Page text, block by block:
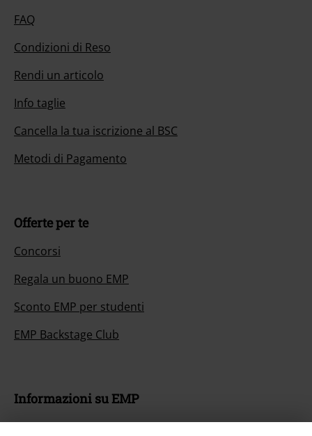
FAQ
Condizioni di Reso
Rendi un articolo
Info taglie
Cancella la tua iscrizione al BSC
Metodi di Pagamento
Offerte per te
Concorsi
Regala un buono EMP
Sconto EMP per studenti
EMP Backstage Club
Informazioni su EMP
Eventi EMP